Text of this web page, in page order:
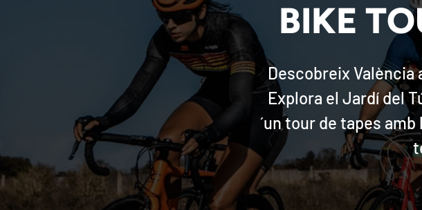
BIKE
Descobreix
Explora el Jardí del
´un tour de tapes